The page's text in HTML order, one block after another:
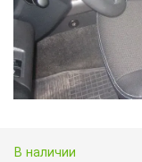
В наличии